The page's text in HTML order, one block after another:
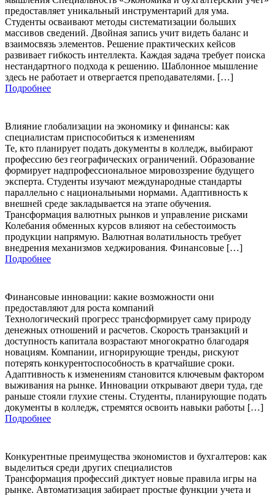
предоставляет уникальный инструментарий для ума.
Студенты осваивают методы систематизации больших
массивов сведений. Двойная запись учит видеть баланс и
взаимосвязь элементов. Решение практических кейсов
развивает гибкость интеллекта. Каждая задача требует поиска
нестандартного подхода к решению. Шаблонное мышление
здесь не работает и отвергается преподавателями. […]
Подробнее
Влияние глобализации на экономику и финансы: как
специалистам приспособиться к изменениям
Те, кто планирует подать документы в колледж, выбирают
профессию без географических ограничений. Образование
формирует надпрофессиональное мировоззрение будущего
эксперта. Студенты изучают международные стандарты
параллельно с национальными нормами. Адаптивность к
внешней среде закладывается на этапе обучения.
Трансформация валютных рынков и управление рисками
Колебания обменных курсов влияют на себестоимость
продукции напрямую. Валютная волатильность требует
внедрения механизмов хеджирования. Финансовые […]
Подробнее
Финансовые инновации: какие возможности они
предоставляют для роста компаний
Технологический прогресс трансформирует саму природу
денежных отношений и расчетов. Скорость транзакций и
доступность капитала возрастают многократно благодаря
новациям. Компании, игнорирующие тренды, рискуют
потерять конкурентоспособность в кратчайшие сроки.
Адаптивность к изменениям становится ключевым фактором
выживания на рынке. Инновации открывают двери туда, где
раньше стояли глухие стены. Студенты, планирующие подать
документы в колледж, стремятся освоить навыки работы […]
Подробнее
Конкурентные преимущества экономистов и бухгалтеров: как
выделиться среди других специалистов
Трансформация профессий диктует новые правила игры на
рынке. Автоматизация забирает простые функции учета и